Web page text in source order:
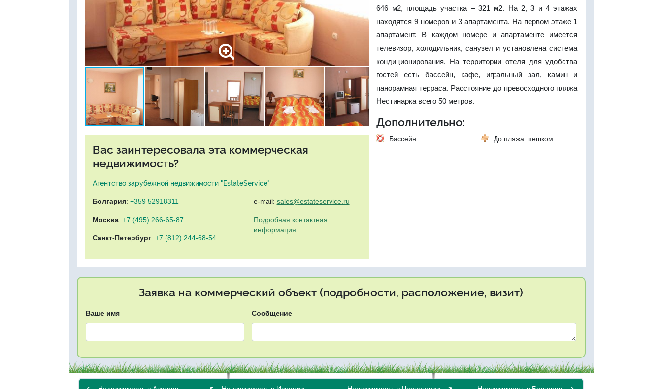
Вас заинтересовала эта коммерческая
недвижимость?
Агентство зарубежной недвижимости "EstateService"
Болгария: +359 52918311
Москва: +7 (495) 266-65-87
Санкт-Петербург: +7 (812) 244-68-54
e-mail: sales@estateservice.ru
Подробная контактная
информация
646 м2, площадь участка – 321 м2. На 2, 3 и 4 этажах
находятся 9 номеров и 3 апартамента. На первом этаже 1
апартамент. В каждом номере и апартаменте имеется
телевизор, холодильник, санузел и установлена система
кондиционирования. На территории отеля для удобства
гостей есть бассейн, кафе, игральный зал, камин и
панорамная терраса. Расстояние до превосходного пляжа
Нестинарка всего 50 метров.
Дополнительно:
Бассейн До пляжа: пешком
Заявка на коммерческий объект (подробности, расположение, визит)
Ваше имя Сообщение